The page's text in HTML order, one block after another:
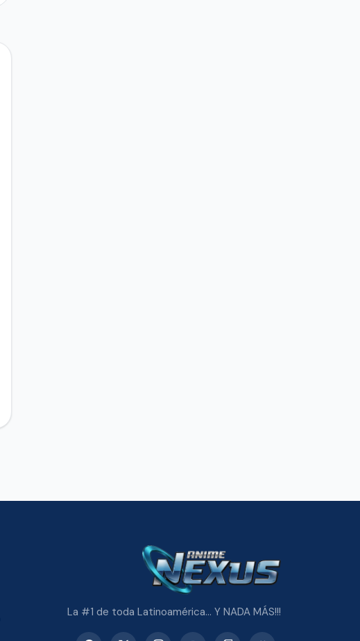
La #1 de toda Latinoamérica... Y NADA MÁS!!!